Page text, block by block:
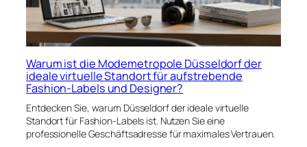
Warum ist die Modemetropole Düsseldorf der
ideale virtuelle Standort für aufstrebende
Fashion-Labels und Designer?
Entdecken Sie, warum Düsseldorf der ideale virtuelle
Standort für Fashion-Labels ist. Nutzen Sie eine
professionelle Geschäftsadresse für maximales Vertrauen.